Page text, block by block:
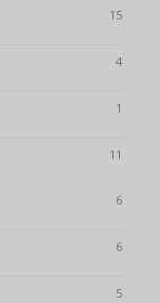
15
4
1
11
6
6
5